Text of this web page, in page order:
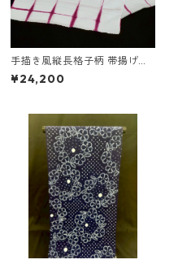
手描き風縦長格子柄 帯揚げ
＜和小物さくら＞ SOA-71
¥24,200